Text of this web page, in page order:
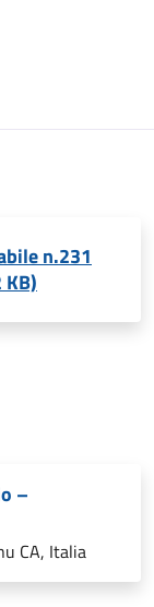
n.231
–
CA, Italia